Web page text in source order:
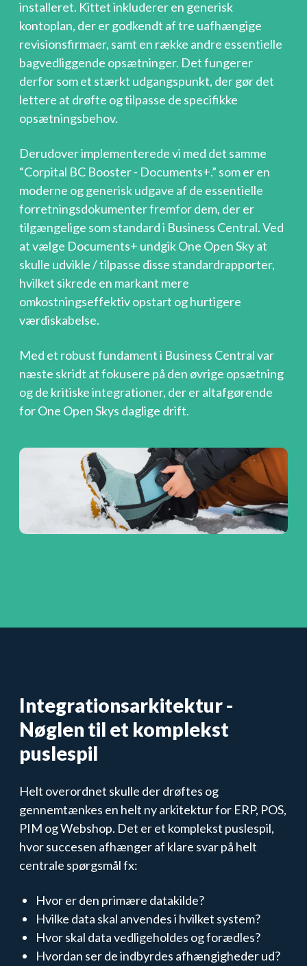
installeret. Kittet inkluderer en generisk
kontoplan, der er godkendt af tre uafhængige
revisionsfirmaer, samt en række andre essentielle
bagvedliggende opsætninger. Det fungerer
derfor som et stærkt udgangspunkt, der gør det
lettere at drøfte og tilpasse de specifikke
opsætningsbehov.
Derudover implementerede vi med det samme
“Corpital BC Booster - Documents+.” som er en
moderne og generisk udgave af de essentielle
forretningsdokumenter fremfor dem, der er
tilgængelige som standard i Business Central. Ved
at vælge Documents+ undgik One Open Sky at
skulle udvikle / tilpasse disse standardrapporter,
hvilket sikrede en markant mere
omkostningseffektiv opstart og hurtigere
værdiskabelse.
Med et robust fundament i Business Central var
næste skridt at fokusere på den øvrige opsætning
og de kritiske integrationer, der er altafgørende
for One Open Skys daglige drift.
Integrationsarkitektur -
Nøglen til et komplekst
puslespil
Helt overordnet skulle der drøftes og
gennemtænkes en helt ny arkitektur for ERP, POS,
PIM og Webshop. Det er et komplekst puslespil,
hvor succesen afhænger af klare svar på helt
centrale spørgsmål fx:
Hvor er den primære datakilde?
Hvilke data skal anvendes i hvilket system?
Hvor skal data vedligeholdes og forædles?
Hvordan ser de indbyrdes afhængigheder ud?